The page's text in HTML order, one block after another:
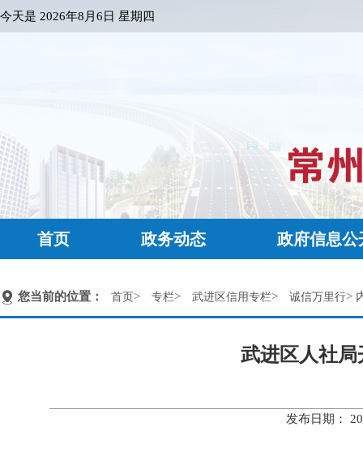
今天是 2026年8月6日 星期四
首页 政务动态 政府信息公
您当前的位置： 首页> 专栏> 武进区信用专栏> 诚信万里行>
武进区人社局
发布日期：